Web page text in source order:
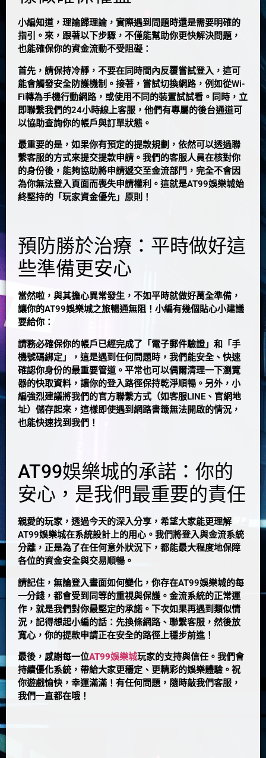
小編知道，理論歸理論，實際遇到問題時還是需要明確的
指引。來，跟著以下步驟，不僅能幫助你更快解決問題，
也能確保你的資金流動不受阻礙：
首先，請保持冷靜，不要在同時間內反覆嘗試登入，這可
能會觸發安全防護機制。接著，嘗試切換網路，例如從Wi-
Fi轉為手機行動網路，或使用不同的裝置試試看。同時，立
即聯繫我們的24小時線上客服，他們有專屬的後台通道可
以協助查詢你的帳戶與訂單狀態。
最重要的是，如果你有預定的提款規劃， 依然可以透過聯
繫客服的方式來提交提款申請 。我們的客服人員在核對你
的身份後，能夠協助將申請遞交至金流部門，完全不會因
為你無法登入頁面而喪失申請權利。這就是AT99娛樂城始
終堅持的「玩家資金優先」原則！
預防勝於治療：平時做好這
些準備更安心
當然啦，與其擔心異常發生，不如平時就做好萬全準備，
讓你的AT99娛樂城之旅暢通無阻！小編有幾個貼心小建議
要給你：
請務必確保你的帳戶已經完成了「電子郵件驗證」和「手
機號碼綁定」，這是遇到任何問題時，我們能安全、快速
確認你身份的最重要管道。平常也可以偶爾清理一下瀏覽
器的快取資料，讓你的登入路徑保持乾淨順暢。另外，小
編強烈建議將我們的官方聯繫方式（如客服LINE、官網地
址）儲存起來，這樣即使遇到網路書籤無法開啟的情況，
也能快速找到我們！
AT99娛樂城的承諾：你的
安心，是我們最重要的責任
親愛的玩家，透過今天的深入分享，希望大家能更理解
AT99娛樂城在系統設計上的用心。我們將登入與金流系統
分離，正是為了在任何意外狀況下，都能最大程度地保障
各位的資金安全與交易順暢。
請記住，無論登入畫面如何變化，你存在AT99娛樂城的每
一分錢，都會受到同等的重視與保護。金流系統的正常運
作，就是我們對你最堅定的承諾。下次如果再遇到類似情
況，記得想起小編的話：先換條網路、聯繫客服，然後放
寬心，你的提款申請正在安全的路徑上穩步前進！
最後，感謝每一位AT99娛樂城玩家的支持與信任。我們會
持續優化系統，帶給大家更穩定、更精彩的娛樂體驗。祝
你遊戲愉快，幸運滿滿！有任何問題，隨時敲我們客服，
我們一直都在哦！